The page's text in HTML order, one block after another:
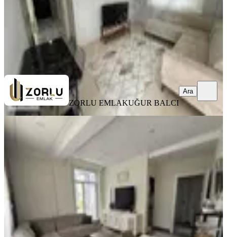
ZORLU EMLAK UĞUR BALCI
ZORLU EMLAKUĞUR BALCI
Ara
Varsak Aydoğmuş Mh. 2+1 Cam
Balkonlu Yüksek Giriş Full Eşyalı
Kepez, Aydoğmuş Mahallesi
2+1·95 m² ·09.08.2026